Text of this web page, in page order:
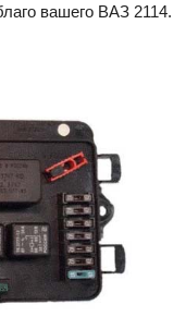
вашего ВАЗ 2114.